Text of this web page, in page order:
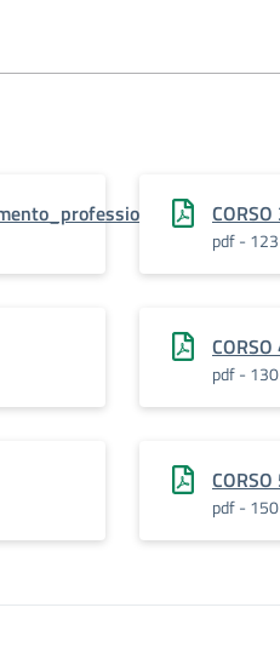
CORSO
pdf -
pdf -
CORSO
pdf -